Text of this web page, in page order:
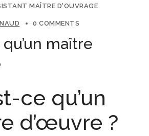
MAÎTRE D'OUVRAGE
0 COMMENTS
maître
ce qu’un
d’œuvre ?